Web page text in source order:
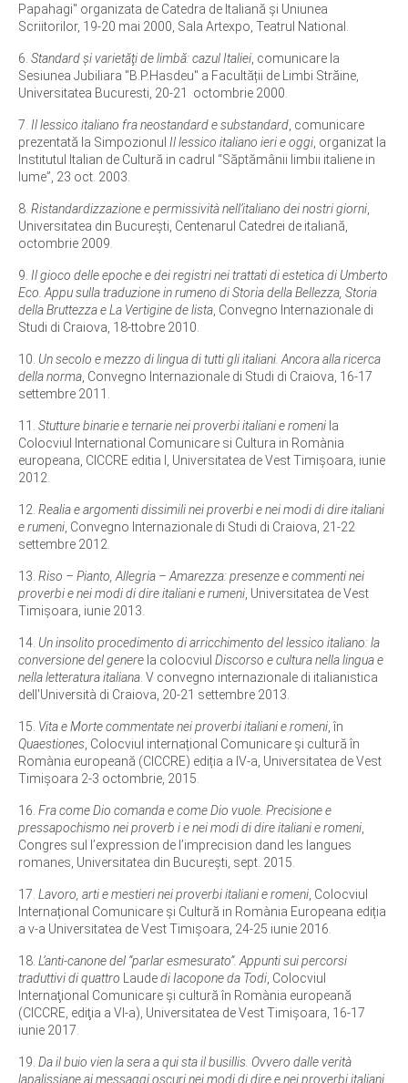
Papahagi" organizata de Catedra de Italiană și Uniunea
Scriitorilor, 19-20 mai 2000, Sala Artexpo, Teatrul National.
6. Standard şi varietăţi de limbă: cazul Italiei , comunicare la
Sesiunea Jubiliara "B.P.Hasdeu" a Facultății de Limbi Străine,
Universitatea Bucuresti, 20-21 octombrie 2000.
7. Il lessico italiano fra neostandard e substandard , comunicare
prezentată la Simpozionul Il lessico italiano ieri e oggi , organizat la
Institutul Italian de Cultură in cadrul “Săptămânii limbii italiene in
lume”, 23 oct. 2003.
8. Ristandardizzazione e permissività nell’italiano dei nostri giorni
Universitatea din București, Centenarul Catedrei de italiană,
octombrie 2009.
9. Il gioco delle epoche e dei registri nei trattati di estetica di Umberto
Eco. Appu sulla traduzione in rumeno di Storia della Bellezza, Storia
della Bruttezza e La Vertigine de lista , Convegno Internazionale di
Studi di Craiova, 18-ttobre 2010.
10. Un secolo e mezzo di lingua di tutti gli italiani. Ancora alla ricerca
della norma , Convegno Internazionale di Studi di Craiova, 16-17
settembre 2011.
11. Stutture binarie e ternarie nei proverbi italiani e romeni la
Colocviul International Comunicare si Cultura in Romània
europeana, CICCRE editia I, Universitatea de Vest Timişoara, iunie
2012.
12. Realia e argomenti dissimili nei proverbi e nei modi di dire italiani
e rumeni , Convegno Internazionale di Studi di Craiova, 21-22
settembre 2012.
13. Riso – Pianto, Allegria – Amarezza: presenze e commenti nei
proverbi e nei modi di dire italiani e rumeni , Universitatea de Vest
Timişoara, iunie 2013.
14. Un insolito procedimento di arricchimento del lessico italiano: la
conversione del genere la colocviul Discorso e cultura nella lingua e
nella letteratura italiana . V convegno internazionale di italianistica
dell'Università di Craiova, 20-21 settembre 2013.
15. Vita e Morte commentate nei proverbi italiani e romeni , în
Quaestiones , Colocviul internațional Comunicare și cultură în
Romània europeană (CICCRE) ediția a IV-a, Universitatea de Vest
Timişoara 2-3 octombrie, 2015.
16. Fra come Dio comanda e come Dio vuole. Precisione e
pressapochismo nei proverb i e nei modi di dire italiani e romeni
Congres sul l’expression de l’imprecision dand les langues
romanes, Universitatea din București, sept. 2015.
17. Lavoro, arti e mestieri nei proverbi italiani e romeni , Colocviul
Internațional Comunicare și Cultură in Romània Europeana ediția
a v-a Universitatea de Vest Timişoara, 24-25 iunie 2016.
18. L’anti-canone del “parlar esmesurato”. Appunti sui percorsi
traduttivi di quattro
Laudedi Iacopone da Todi , Colocviul
Internaţional Comunicare şi cultură în Romània europeană
(CICCRE, ediţia a VI-a), Universitatea de Vest Timişoara, 16-17
iunie 2017.
19. Da il buio vien la sera a qui sta il busillis. Ovvero dalle verità
lapalissiane ai messaggi oscuri nei modi di dire e nei proverbi italiani